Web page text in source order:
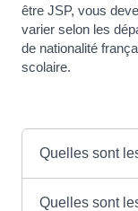
être JSP, vous
varier selon les
de nationalité
scolaire.
Quelles sont
Quelles sont